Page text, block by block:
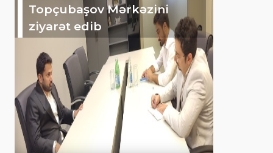
Topçubaşov Mərkəzini
ziyarət edib